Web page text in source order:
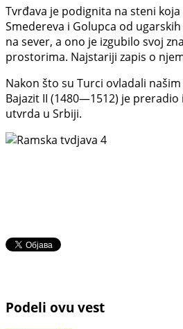
Tvrđava je podignita na steni
Smedereva i Golupca od
na sever, a ono je izgubilo svoj
prostorima. Najstariji zapis o
Nakon što su Turci ovladali
Bajazit II (1480—1512) je
utvrda u Srbiji.
Podeli ovu vest